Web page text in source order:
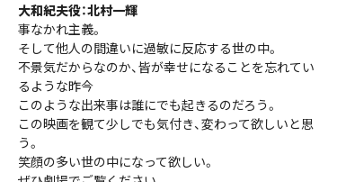
大和紀夫役：北村一輝
事なかれ主義。
そして他人の間違いに過敏に反応する世の中。
不景気だからなのか、皆が幸せになることを忘れてい
るような昨今
このような出来事は誰にでも起きるのだろう。
この映画を観て少しでも気付き、変わって欲しいと思
う。
笑顔の多い世の中になって欲しい。